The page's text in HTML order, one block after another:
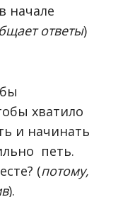
начале
ответы)
хватило
и начинать
петь.
(потому,
).